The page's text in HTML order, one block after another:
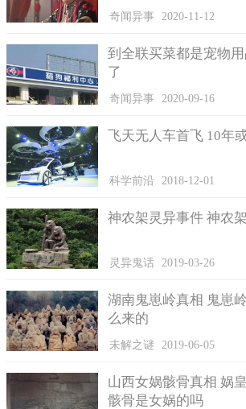
一直到了近代，有极少数例子发生，像
杀，是用机关枪扫射俘虏，少数人没死躲在
抓俘虏时，已经搜过一轮身上值钱物品，认
倖未死的才得以逃生。从近代出土的古代万
连衣服都没有的，可见得检查跟搜刮的多干净
躲在尸堆里逃生，基本上是不可能的任务
奇闻异事 2020-11-12
到全联买菜都是宠物
了
奇闻异事 2020-09-16
飞天无人车首飞 10年
科学前沿 2018-12-01
神农架灵异事件 神农
灵异鬼话 2019-03-26
湖南鬼崽岭真相 鬼崽
么来的
未解之谜 2019-06-05
山西女娲骸骨真相 娲
骸骨是女娲的吗